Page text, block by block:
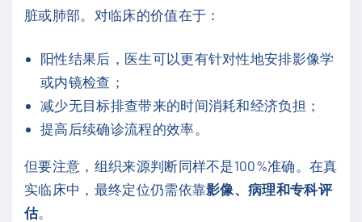
脏或肺部。对临床的价值在于：
阳性结果后，医生可以更有针对性地安排影像学
或内镜检查；
减少无目标排查带来的时间消耗和经济负担；
提高后续确诊流程的效率。
但要注意，组织来源判断同样不是100%准确。在真
实临床中，最终定位仍需依靠影像、病理和专科评
估。